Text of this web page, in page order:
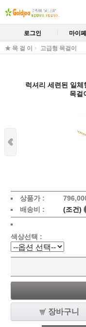
로그인 마이
★ 목 걸 이 고급형 목걸이
럭셔리 세련된 일
목걸
상품가 :
배송비 : (조건)
색상선택 :
장바구니